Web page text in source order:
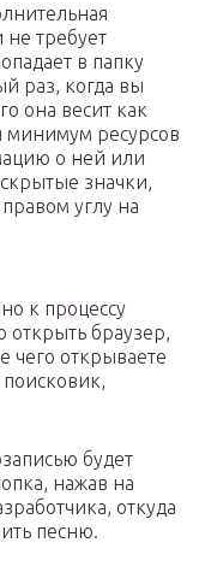
не требует
в папку
раз, когда вы
она весит как
ресурсов
о ней или
значки,
углу на
к процессу
открыть браузер,
чего открываете
будет
нажав на
откуда
песню.